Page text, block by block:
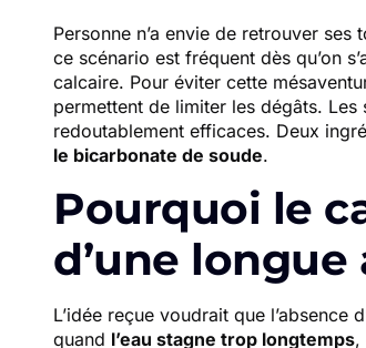
Personne n’a envie de retrouver ses
ce scénario est fréquent dès qu’on
calcaire. Pour éviter cette
permettent de limiter les dégâts. Les
redoutablement efficaces. Deux
le bicarbonate de soude.
Pourquoi le
d’une longue
L’idée reçue voudrait que
quand l’eau stagne trop longtemps,